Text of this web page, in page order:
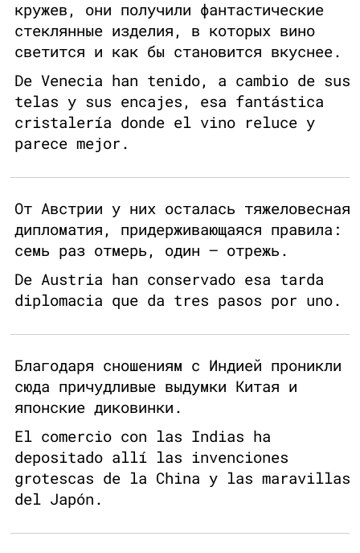
кружев, они получили фантастические
стеклянные изделия, в которых вино
светится и как бы становится вкуснее.
De Venecia han tenido, a cambio de sus
telas y sus encajes, esa fantástica
cristalería donde el vino reluce y
parece mejor.
От Австрии у них осталась тяжеловесная
дипломатия, придерживающаяся правила:
семь раз отмерь, один — отрежь.
De Austria han conservado esa tarda
diplomacia que da tres pasos por uno.
Благодаря сношениям с Индией проникли
сюда причудливые выдумки Китая и
японские диковинки.
El comercio con las Indias ha
depositado allí las invenciones
grotescas de la China y las maravillas
del Japón.